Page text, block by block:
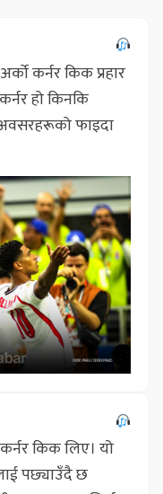
कर्नर किक प्रहार
हो किनकि
फाइदा
किक लिए। यो
पछ्याउँदै छ